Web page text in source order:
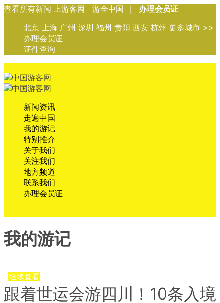
查看所有新闻 上游客网 游全中国 ｜
办理会员证
北京 上海 广州 深圳 福州 贵阳 西安 杭州 更多城市 >>
办理会员证
证件查询
新闻资讯
走遍中国
我的游记
特别推介
关于我们
关注我们
地方频道
联系我们
办理会员证
我的游记
继续查看
跟着世运会游四川！10条入境